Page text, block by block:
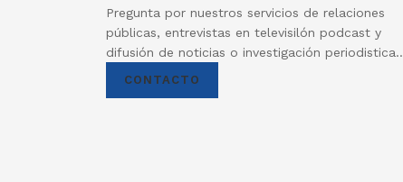
Pregunta por nuestros servicios de relaciones
públicas, entrevistas en televisilón podcast y
difusión de noticias o investigación periodistica..
CONTACTO